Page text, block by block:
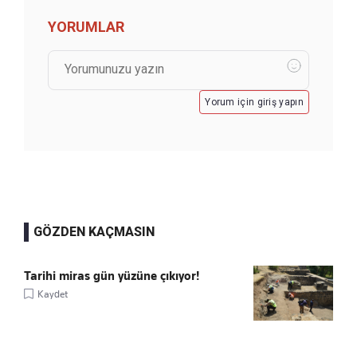
YORUMLAR
Yorum için giriş yapın
GÖZDEN KAÇMASIN
Tarihi miras gün yüzüne çıkıyor!
Kaydet